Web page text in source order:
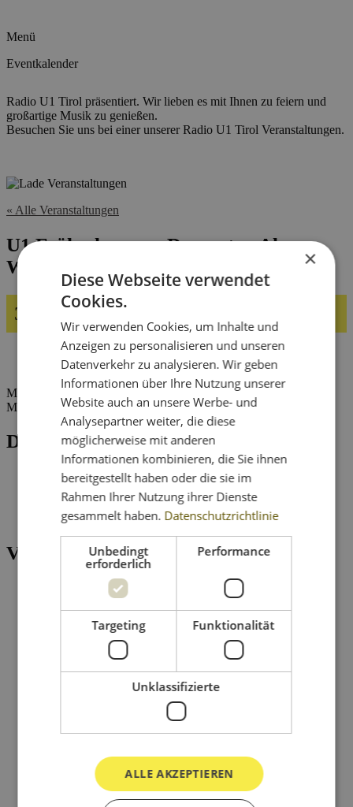
Menü
Eventkalender
Radio U1 Tirol präsentiert. Wir lieben es mit Ihnen zu feiern und
großartige Musik zu genießen.
Besuchen Sie uns bei einer unserer Radio U1 Tirol Veranstaltungen.
« Alle Veranstaltungen
U1 Frühschoppen, Dauerstoa Alm,
Wiedersbergerhorn Bergstation
30. August | 11:00
U1 Unterwegs Sommer 2026 – Alpenzoo Innsbruck
U1 Unterwegs Sommer 2026 – Imster Bergbahnen
Mit dabei: Sonnwend, Vollgas Tirol, Dirndl Rocker, Tony Leon;
Moderation: Christin Trainer
Details
Datum: 30.
August
11:00 - 14:00
Veranstaltungsort
Google
Karte anzeigen
×
Diese Webseite verwendet
Cookies.
Wir verwenden Cookies, um Inhalte und
Anzeigen zu personalisieren und unseren
Datenverkehr zu analysieren. Wir geben
Informationen über Ihre Nutzung unserer
Website auch an unsere Werbe- und
Analysepartner weiter, die diese
möglicherweise mit anderen
Informationen kombinieren, die Sie ihnen
bereitgestellt haben oder die sie im
Rahmen Ihrer Nutzung ihrer Dienste
gesammelt haben. Datenschutzrichtlinie
Unbedingt
erforderlich
Performance
Targeting Funktionalität
Unklassifizierte
ALLE AKZEPTIEREN